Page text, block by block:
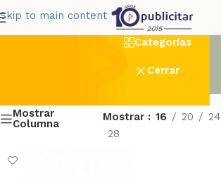
Skip to main contentcalendarios
Categorías
Cerrar
Mostrar
Columna
Mostrar 16 20
24
28